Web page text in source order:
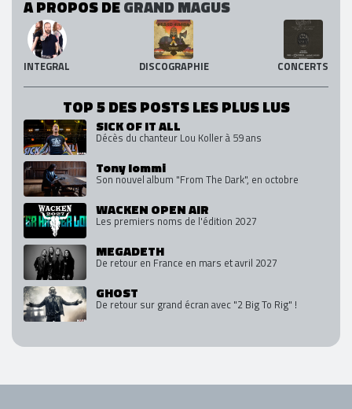
A PROPOS DEGRAND MAGUS
INTEGRAL DISCOGRAPHIE CONCERTS
TOP 5 DES POSTS LES PLUS LUS
SICK OF IT ALL
Décès du chanteur Lou Koller à 59 ans
Tony Iommi
Son nouvel album "From The Dark", en octobre
WACKEN OPEN AIR
Les premiers noms de l'édition 2027
MEGADETH
De retour en France en mars et avril 2027
GHOST
De retour sur grand écran avec "2 Big To Rig" !